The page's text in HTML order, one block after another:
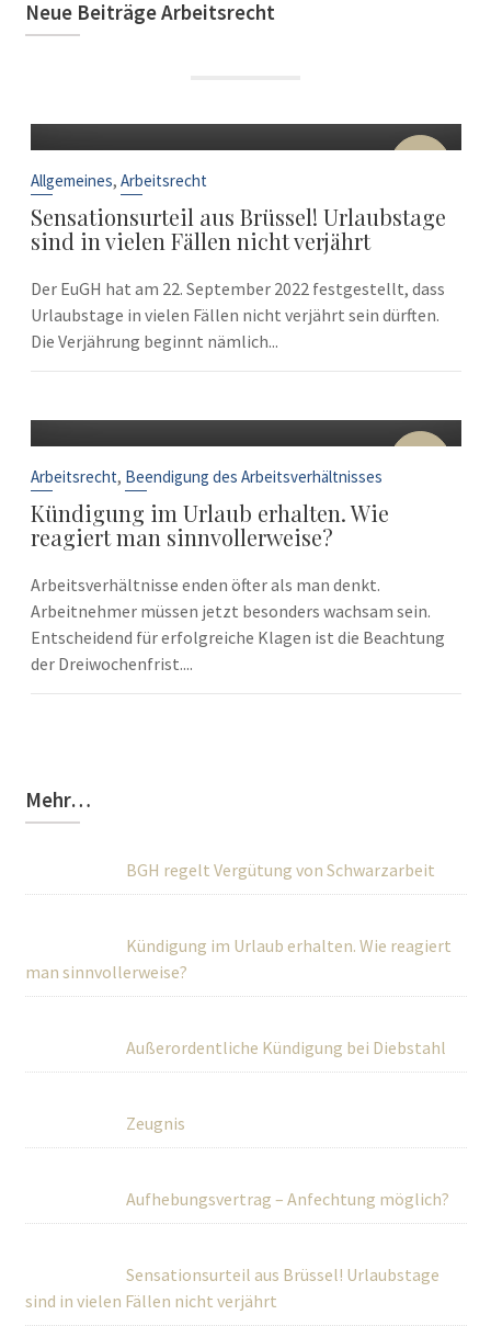
Neue Beiträge Arbeitsrecht
22
Allgemeines, Arbeitsrecht
Sensationsurteil aus Brüssel! Urlaubstage
sind in vielen Fällen nicht verjährt
Der EuGH hat am 22. September 2022 festgestellt, dass
Urlaubstage in vielen Fällen nicht verjährt sein dürften.
Die Verjährung beginnt nämlich...
10
Arbeitsrecht, Beendigung des Arbeitsverhältnisses
Kündigung im Urlaub erhalten. Wie
reagiert man sinnvollerweise?
Arbeitsverhältnisse enden öfter als man denkt.
Arbeitnehmer müssen jetzt besonders wachsam sein.
Entscheidend für erfolgreiche Klagen ist die Beachtung
der Dreiwochenfrist....
Mehr…
BGH regelt Vergütung von Schwarzarbeit
Kündigung im Urlaub erhalten. Wie reagiert
man sinnvollerweise?
Außerordentliche Kündigung bei Diebstahl
Zeugnis
Aufhebungsvertrag – Anfechtung möglich?
Sensationsurteil aus Brüssel! Urlaubstage
sind in vielen Fällen nicht verjährt